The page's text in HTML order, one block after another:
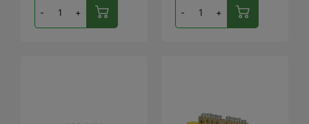
- + - +